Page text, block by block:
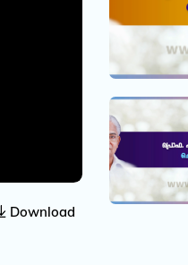
Download